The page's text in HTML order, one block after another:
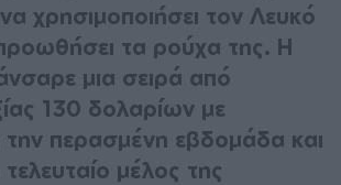
χρησιμοποιήσει τον Λευκό
τα ρούχα της. Η
μια σειρά από
130 δολαρίων με
περασμένη εβδομάδα και
τελευταίο μέλος της